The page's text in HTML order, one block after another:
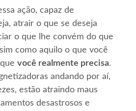
ação, capaz de
atrair o que se deseja
o que lhe convém do que
como aquilo o que você
quevocê realmente precisa.
andando por aí,
estão atraindo maus
desastrosos e